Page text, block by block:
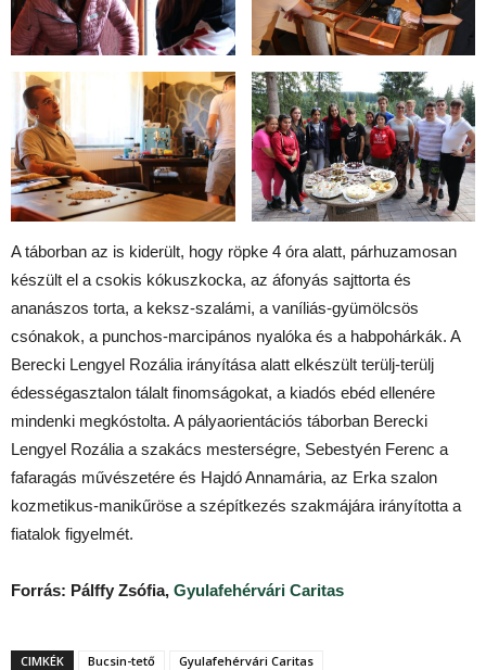
A táborban az is kiderült, hogy röpke 4 óra alatt, párhuzamosan
készült el a csokis kókuszkocka, az áfonyás sajttorta és
ananászos torta, a keksz-szalámi, a vaníliás-gyümölcsös
csónakok, a punchos-marcipános nyalóka és a habpohárkák. A
Berecki Lengyel Rozália irányítása alatt elkészült terülj-terülj
édességasztalon tálalt finomságokat, a kiadós ebéd ellenére
mindenki megkóstolta. A pályaorientációs táborban Berecki
Lengyel Rozália a szakács mesterségre, Sebestyén Ferenc a
fafaragás művészetére és Hajdó Annamária, az Erka szalon
kozmetikus-manikűröse a szépítkezés szakmájára irányította a
fiatalok figyelmét.
Forrás: Pálffy Zsófia, Gyulafehérvári Caritas
CIMKÉK Bucsin-tető
Gyulafehérvári Caritas